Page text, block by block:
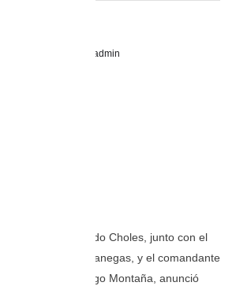
admin
Genaro Redondo Choles, junto con el
Wilson Rojas Vanegas, y el comandante
coronel Diego Montaña, anunció